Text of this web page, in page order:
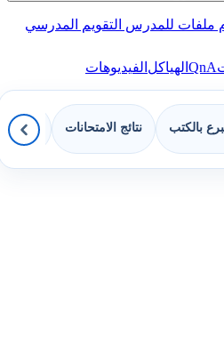
ملفات للمدرس التقويم المدرسي
QnAالهياكلالفيديوهات
بالكتب نتائج الامتحانات